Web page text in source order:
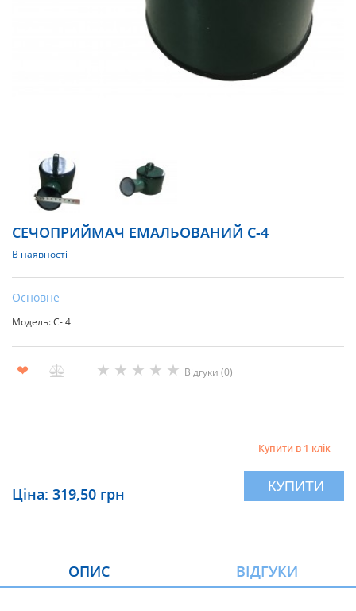
СЕЧОПРИЙМАЧ ЕМАЛЬОВАНИЙ С-4
В наявності
Основне
Модель: С- 4
❤ ★ ★ ★ ★ ★ Відгуки (0)
Ціна: 319,50 грн
Купити в 1 клік
КУПИТИ
ОПИС ВІДГУКИ